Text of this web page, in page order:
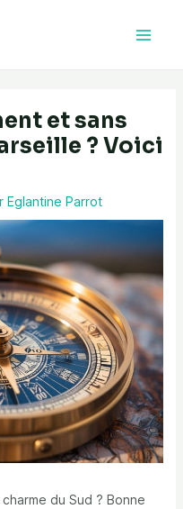
et sans
? Voici
Eglantine Parrot
du Sud ? Bonne